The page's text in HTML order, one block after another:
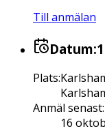
Till anmälan
Datum:
Plats:
Anmäl senast:
16